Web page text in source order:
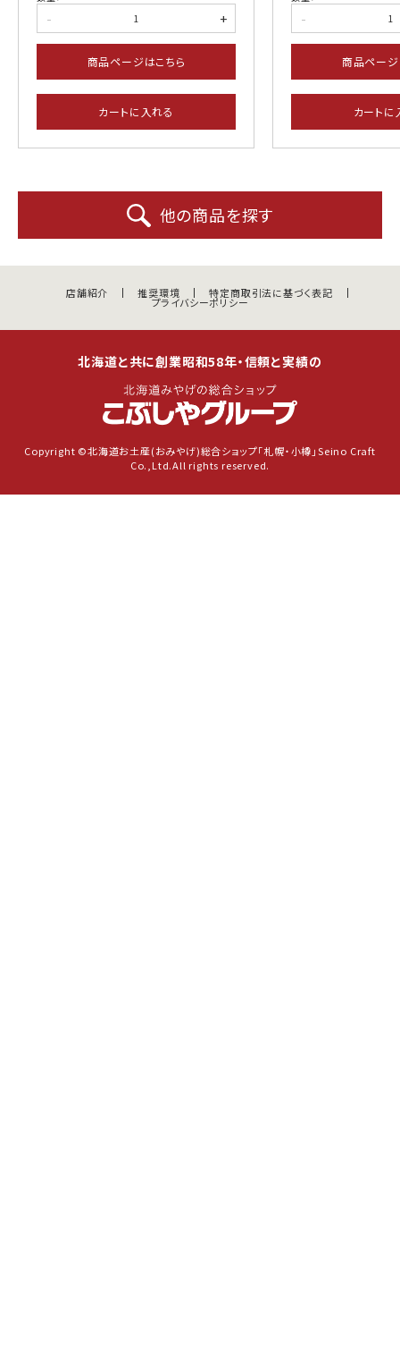
- +
商品ページはこちら
カートに入れる
-
商品ページ
カートに
他の商品を探す
店舗紹介 推奨環境 特定商取引法に基づく表記
プライバシーポリシー
北海道と共に創業昭和58年・信頼と実績の
Copyright ©北海道お土産(おみやげ)総合ショップ「札幌・小樽」Seino Craft
Co.,Ltd.All rights reserved.